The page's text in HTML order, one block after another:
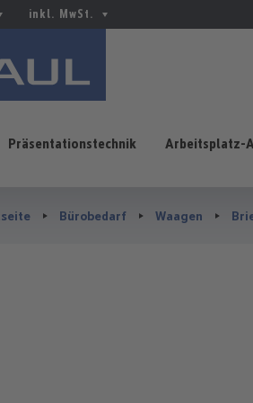
springen
inkl. MwSt.
Präsentationstechnik Arbeitsplatz-
Bürobedarf Waagen